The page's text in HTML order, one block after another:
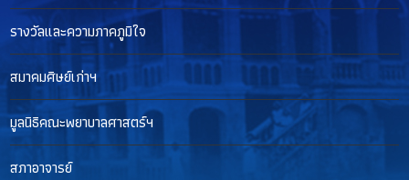
รางวัลและความภาคภูมิใจ
สมาคมศิษย์เก่าฯ
มูลนิธิคณะพยาบาลศาสตร์ฯ
สภาอาจารย์